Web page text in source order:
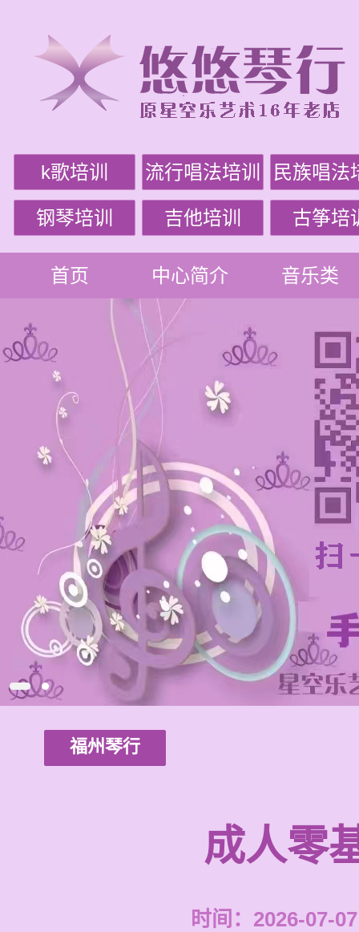
k歌培训 流行唱法培训 民族唱法
钢琴培训 吉他培训 古筝培
首页 中心简介 音乐类
福州琴行
成人零
时间：2026-07-